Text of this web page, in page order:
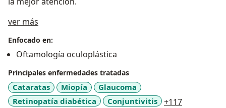
ver más
Enfocado en:
Oftamología oculoplástica
Principales enfermedades tratadas
Cataratas Miopía
Glaucoma
Retinopatía diabética
Conjuntivitis +117